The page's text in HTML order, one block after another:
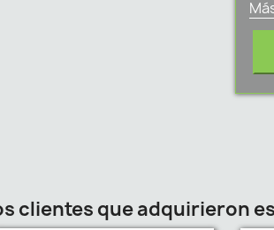
clientes que adquirieron